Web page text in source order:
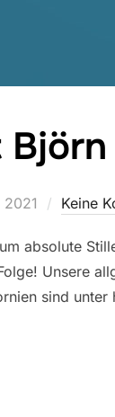
2021 Keine
absolute
Unsere
sind